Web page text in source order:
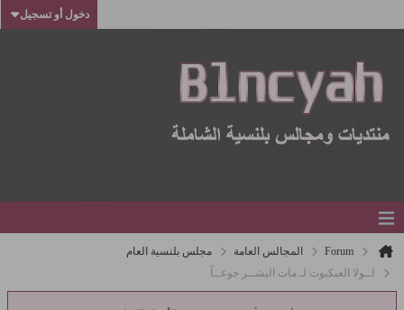
دخول أو تسجيل
Forum المجالس العامة
مجلس بلنسية العام
لــولا العنكبوت لـ مات البشــر جوعــاً